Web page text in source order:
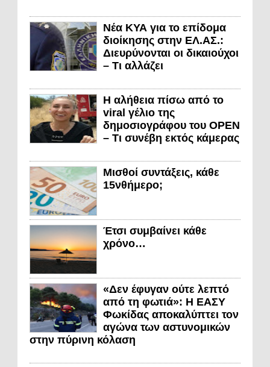
Νέα ΚΥΑ για το επίδομα
διοίκησης στην ΕΛ.ΑΣ.:
Διευρύνονται οι δικαιούχοι
– Τι αλλάζει
Η αλήθεια πίσω από το
viral γέλιο της
δημοσιογράφου του OPEN
– Τι συνέβη εκτός κάμερας
Μισθοί συντάξεις, κάθε
15νθήμερο;
Έτσι συμβαίνει κάθε
χρόνο…
«Δεν έφυγαν ούτε λεπτό
από τη φωτιά»: Η ΕΑΣΥ
Φωκίδας αποκαλύπτει τον
αγώνα των αστυνομικών
στην πύρινη κόλαση